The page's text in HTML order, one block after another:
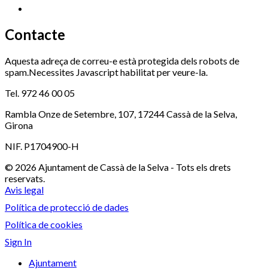
Contacte
Aquesta adreça de correu-e està protegida dels robots de
spam.Necessites Javascript habilitat per veure-la.
Tel. 972 46 00 05
Rambla Onze de Setembre, 107, 17244 Cassà de la Selva,
Girona
NIF. P1704900-H
© 2026 Ajuntament de Cassà de la Selva - Tots els drets
reservats.
Avis legal
Política de protecció de dades
Política de cookies
Sign In
Ajuntament